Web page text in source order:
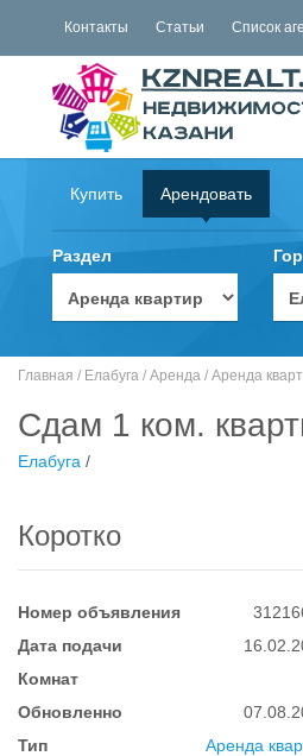
Контакты Статьи Список
Купить Арендовать
Раздел
Главная / Елабуга / Аренда / Аренда
Сдам 1 ком.
Елабуга /
Коротко
Номер объявления
Дата подачи
Комнат
Обновленно
Тип
Аренда